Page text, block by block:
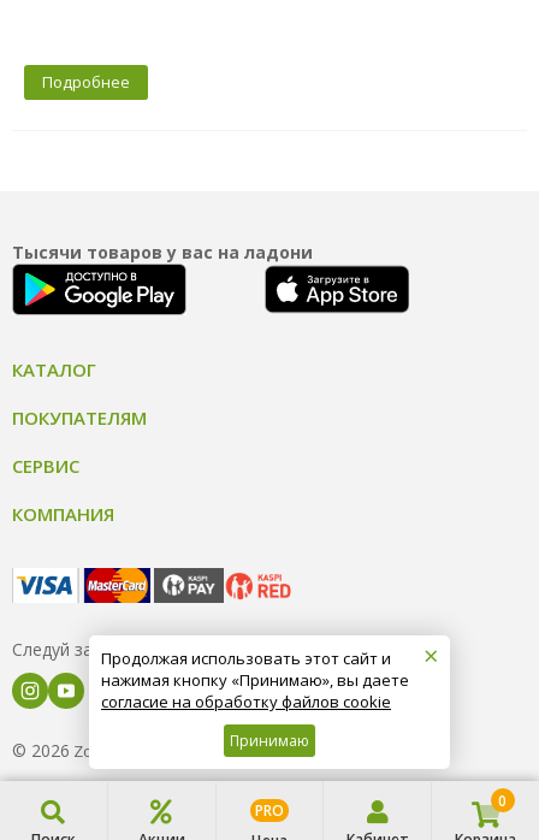
Подробнее
Тысячи товаров у вас на ладони
КАТАЛОГ
ПОКУПАТЕЛЯМ
СЕРВИС
КОМПАНИЯ
Следуй за нами
© 2026 ZooOptTorg.KZ 8 (800) 004-09-40
PRO
0
×
Продолжая использовать этот сайт и
нажимая кнопку «Принимаю», вы даете
согласие на обработку файлов cookie
Принимаю